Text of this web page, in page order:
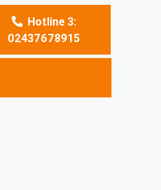
Hotline 3:
02437678915